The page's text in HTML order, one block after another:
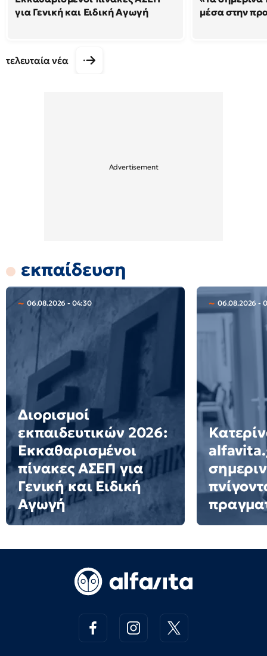
για Γενική και Ειδική Αγωγή
μέσα στην
τελευταία νέα
εκπαίδευση
06.08.2026 - 04:30
Διορισμοί
εκπαιδευτικών 2026:
Εκκαθαρισμένοι
πίνακες ΑΣΕΠ για
Γενική και Ειδική
Αγωγή
06.08.2026 -